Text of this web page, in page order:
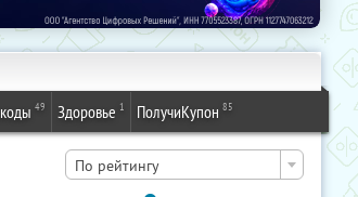
49 Здоровье 1 ПолучиКупон 85
По рейтингу